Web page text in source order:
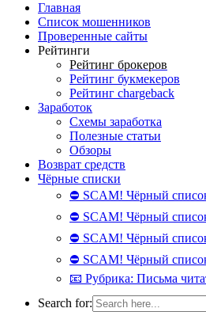
Главная
Список мошенников
Проверенные сайты
Рейтинги
Рейтинг брокеров
Рейтинг букмекеров
Рейтинг chargeback
Заработок
Схемы заработка
Полезные статьи
Обзоры
Возврат средств
Чёрные списки
⛔ SCAM! Чёрный
⛔ SCAM! Чёрный
⛔ SCAM! Чёрный
⛔ SCAM! Чёрный
📧 Рубрика: Письма
Search for: